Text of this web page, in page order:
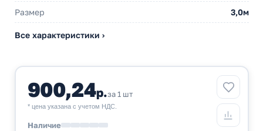
Размер 3,0м
Все характеристики ›
900,24р.за 1 шт
* цена указана с учетом НДС.
Наличие